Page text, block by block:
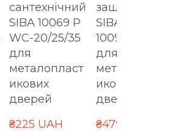
сантехнічний
SIBA 10069 P
WC-20/25/35
для
металопласт
икових
дверей
₴225 UAH
защіпкою
SIBA
10092/PL-35
для
металопласт
икових
дверей
₴479 UAH